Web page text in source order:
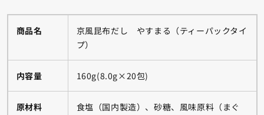
商品名
京風昆布だし やすまる（ティーパックタイ
プ）
内容量 160g(8.0g×20包)
原材料
食塩（国内製造）、砂糖、風味原料（まぐ